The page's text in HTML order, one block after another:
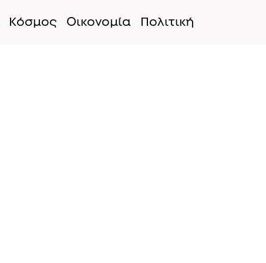
Κόσμος Οικονομία Πολιτική